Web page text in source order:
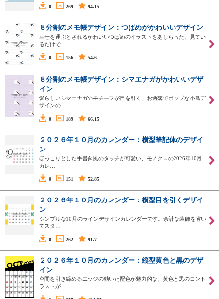
0 269 94.15
８分割のメモ帳デザイン：つばめがかわいいデザイン
幸せを運ぶとされるかわいいつばめのイラストをあしらった、見てい
るだけで…
0 156 54.6
８分割のメモ帳デザイン：シマエナガがかわいいデザ
イン
愛らしいシマエナガのモチーフが目を引く、お洒落でポップな小鳥デ
ザインの…
0 189 66.15
２０２６年１０月のカレンダー：横型筆記体のデザイ
ン
ほっこりとした手書き風のタッチが可愛い、モノクロの2026年10月
カレ…
0 151 52.85
２０２６年１０月のカレンダー：横型目を引くデザイ
ン
シンプルな10月のラインデザインカレンダーです。余計な装飾を省い
てスタ…
0 262 91.7
２０２６年１０月のカレンダー：縦型黄色と黒のデザ
イン
空間を引き締めるエッジの効いた配色が魅力的な、黄色と黒のコント
ラストが…